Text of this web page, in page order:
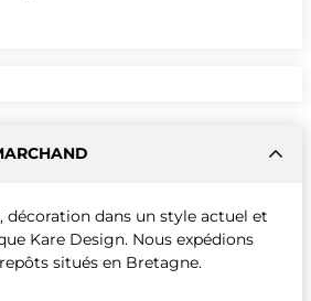
décoration dans un style actuel et
Kare Design. Nous expédions
situés en Bretagne.